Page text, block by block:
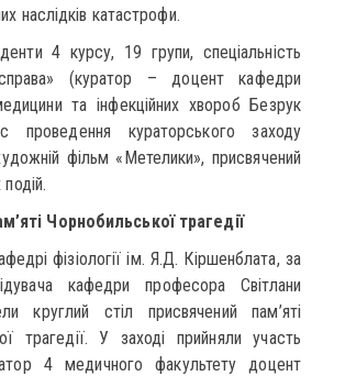
наслідків катастрофи.
4 курсу, 19 групи, спеціальність
справа» (куратор – доцент кафедри
та інфекційних хвороб Безрук
проведення кураторського заходу
фільм «Метелики», присвячений
Чорнобильської трагедії
фізіології ім. Я.Д. Кіршенблата, за
кафедри професора Світлани
круглий стіл присвячений пам’яті
трагедії. У заході прийняли участь
4 медичного факультету доцент